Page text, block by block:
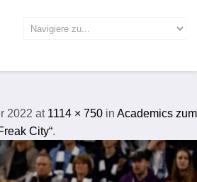
2022 at 1114 × 750 in Academics zum
City“.